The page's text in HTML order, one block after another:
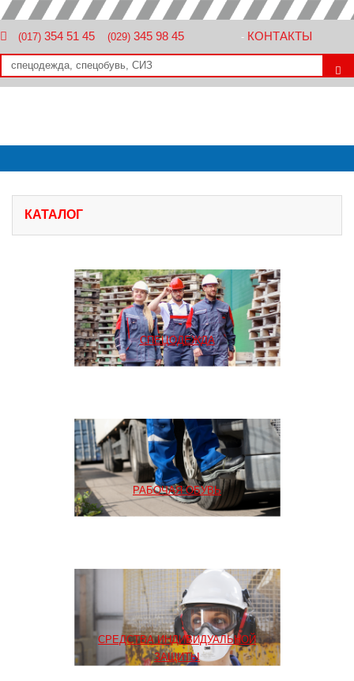
(017) 354 51 45 (029) 345 98 45 - КОНТАКТЫ
КАТАЛОГ
СПЕЦОДЕЖДА
РАБОЧАЯ ОБУВЬ
СРЕДСТВА ИНДИВИДУАЛЬНОЙ
ЗАЩИТЫ